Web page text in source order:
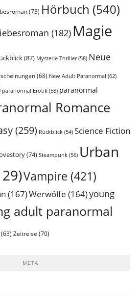
(73) Hörbuch (540)
(182) Magie
(87) Mysterie Thriller(58) Neue
(68) New Adult Paranormal (62)
paranormal Erotik (58) paranormal
Romance
(259) Rückblick (54) Science Fiction
(74) Steampunk (56) Urban
Vampire (421)
(167)Werwölfe (164)young
adult paranormal
(63) Zeitreise (70)
META